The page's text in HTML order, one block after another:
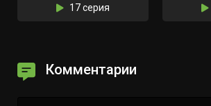
17 серия
Комментарии